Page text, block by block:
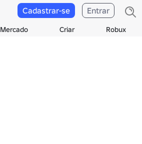
Mercado Criar Robux
Cadastrar-se Entrar